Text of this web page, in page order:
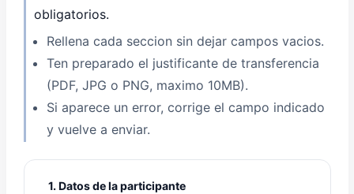
obligatorios.
Rellena cada seccion sin dejar campos vacios.
Ten preparado el justificante de transferencia
(PDF, JPG o PNG, maximo 10MB).
Si aparece un error, corrige el campo indicado
y vuelve a enviar.
1. Datos de la participante